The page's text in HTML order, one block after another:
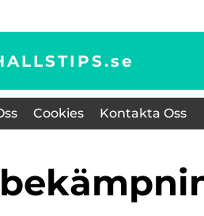
se
Cookies Kontakta Oss